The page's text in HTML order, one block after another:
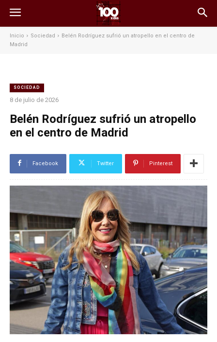
Inicio Sociedad
Belén Rodríguez sufrió un atropello en el centro de
Madrid
SOCIEDAD
8 de julio de 2026
Belén Rodríguez sufrió un atropello
en el centro de Madrid
Facebook Twitter Pinterest